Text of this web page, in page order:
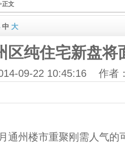
正文
中 大
区纯住宅新盘将
09-22 10:45:16 作者
通州楼市重聚刚需人气的